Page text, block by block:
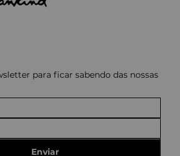
para ficar sabendo das nossas
Enviar